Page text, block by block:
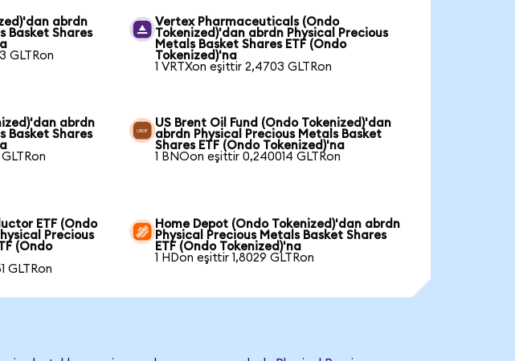
abrdn
Basket Shares
GLTRon
Vertex Pharmaceuticals (Ondo
Tokenized)'dan abrdn Physical Precious
Metals Basket Shares ETF (Ondo
Tokenized)'na
1 VRTXon eşittir 2,4703 GLTRon
abrdn
Basket Shares
US Brent Oil Fund (Ondo Tokenized)'dan
abrdn Physical Precious Metals Basket
Shares ETF (Ondo Tokenized)'na
1 BNOon eşittir 0,240014 GLTRon
ETF (Ondo
Precious
(Ondo
GLTRon
Home Depot (Ondo Tokenized)'dan abrdn
Physical Precious Metals Basket Shares
ETF (Ondo Tokenized)'na
1 HDon eşittir 1,8029 GLTRon